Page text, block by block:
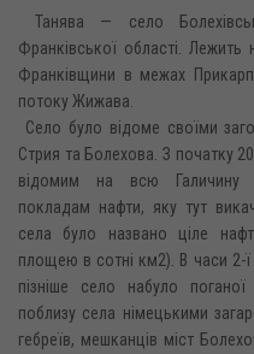
Танява — село
Франківської області.
Франківщини в межах
потоку Жижава.
Село було відоме своїми
Стрия та Болехова. З початку
відомим на всю Галичину
покладам нафти, яку тут
села було названо ціле
площею в сотні км2). В часи 2-ї
пізніше село набуло
поблизу села німецькими
гебреїв, мешканців міст